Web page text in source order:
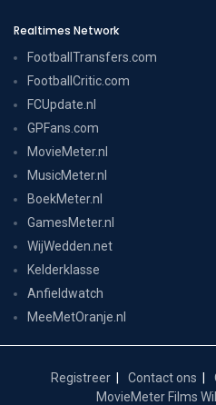
Realtimes Network
FootballTransfers.com
FootballCritic.com
FCUpdate.nl
GPFans.com
MovieMeter.nl
MusicMeter.nl
BoekMeter.nl
GamesMeter.nl
WijWedden.net
Kelderklasse
Anfieldwatch
MeeMetOranje.nl
Registreer Contact ons
MovieMeter Films